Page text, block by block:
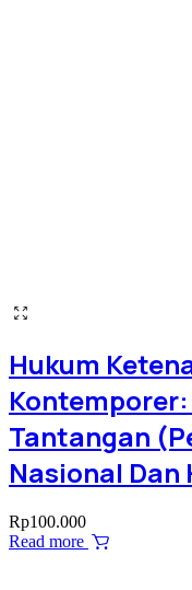
Hukum
Tantangan
Nasional Dan
Rp100.000
Read more